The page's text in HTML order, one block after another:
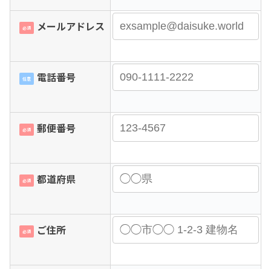
必須 メールアドレス
任意 電話番号
必須 郵便番号
必須 都道府県
必須 ご住所